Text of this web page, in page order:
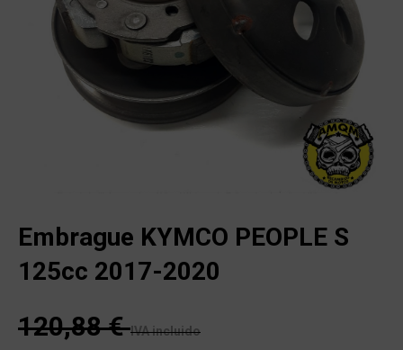
Embrague KYMCO PEOPLE S
125cc 2017-2020
120,88€ IVA incluido